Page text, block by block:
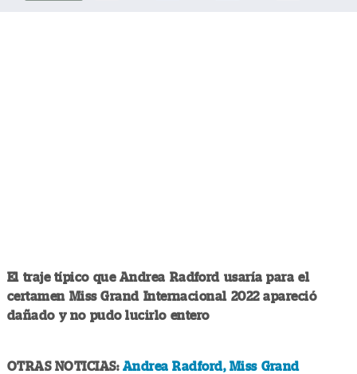
El traje típico que Andrea Radford usaría para el
certamen Miss Grand Internacional 2022 apareció
dañado y no pudo lucirlo entero
OTRAS NOTICIAS: Andrea Radford, Miss Grand